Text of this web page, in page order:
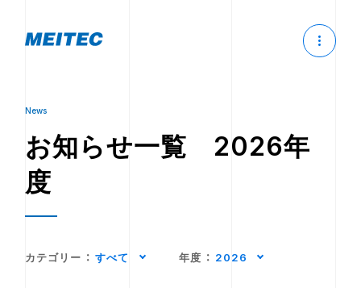
News
お知らせ一覧 2026年
度
カテゴリー ： すべて 年度 ： 2026